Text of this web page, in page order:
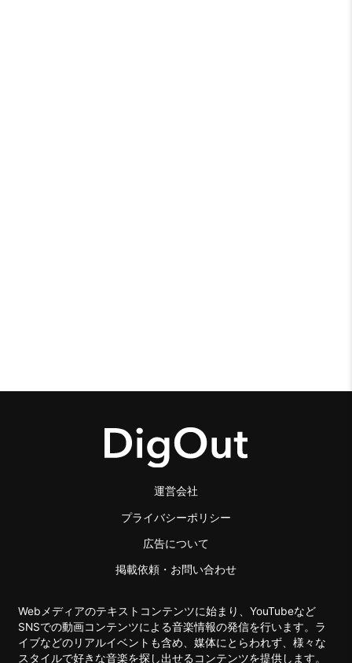
運営会社
プライバシーポリシー
広告について
掲載依頼・お問い合わせ
Webメディアのテキストコンテンツに始まり、YouTubeなど
SNSでの動画コンテンツによる音楽情報の発信を行います。ラ
イブなどのリアルイベントも含め、媒体にとらわれず、様々な
スタイルで好きな音楽を探し出せるコンテンツを提供します。